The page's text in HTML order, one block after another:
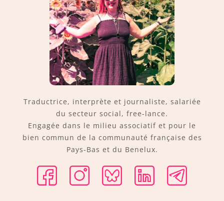
Traductrice, interprète et journaliste, salariée
du secteur social, free-lance.
Engagée dans le milieu associatif et pour le
bien commun de la communauté française des
Pays-Bas et du Benelux.